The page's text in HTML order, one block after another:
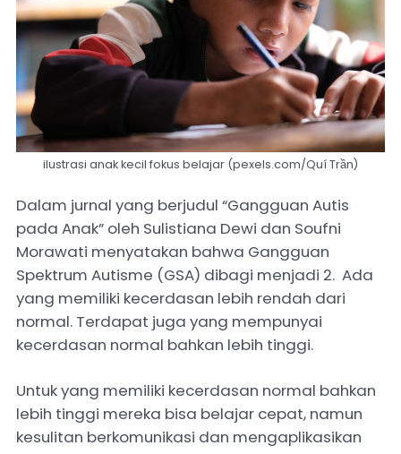
ilustrasi anak kecil fokus belajar (pexels.com/Quí Trần)
Dalam jurnal yang berjudul “Gangguan Autis
pada Anak” oleh Sulistiana Dewi dan Soufni
Morawati menyatakan bahwa Gangguan
Spektrum Autisme (GSA) dibagi menjadi 2. Ada
yang memiliki kecerdasan lebih rendah dari
normal. Terdapat juga yang mempunyai
kecerdasan normal bahkan lebih tinggi.
Untuk yang memiliki kecerdasan normal bahkan
lebih tinggi mereka bisa belajar cepat, namun
kesulitan berkomunikasi dan mengaplikasikan